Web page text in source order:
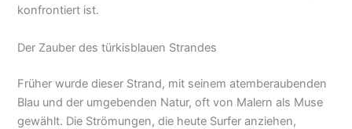
konfrontiert ist.
Der Zauber des türkisblauen Strandes
Früher wurde dieser Strand, mit seinem atemberaubenden
Blau und der umgebenden Natur, oft von Malern als Muse
gewählt. Die Strömungen, die heute Surfer anziehen,